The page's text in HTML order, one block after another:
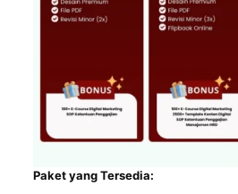
Paket yang Tersedia: